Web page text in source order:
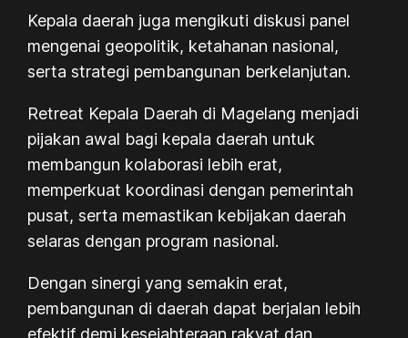
Kepala daerah juga mengikuti diskusi panel
mengenai geopolitik, ketahanan nasional,
serta strategi pembangunan berkelanjutan.
Retreat Kepala Daerah di Magelang menjadi
pijakan awal bagi kepala daerah untuk
membangun kolaborasi lebih erat,
memperkuat koordinasi dengan pemerintah
pusat, serta memastikan kebijakan daerah
selaras dengan program nasional.
Dengan sinergi yang semakin erat,
pembangunan di daerah dapat berjalan lebih
efektif demi kesejahteraan rakyat dan